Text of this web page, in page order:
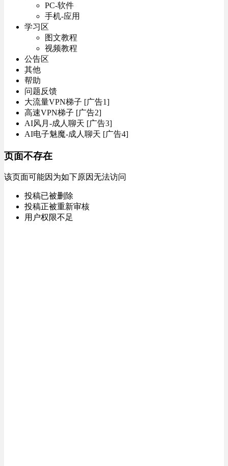
PC-软件
手机-应用
学习区
图文教程
视频教程
公告区
其他
帮助
问题反馈
大流量VPN梯子 [广告1]
高速VPN梯子 [广告2]
AI风月-成人聊天 [广告3]
AI电子魅魔-成人聊天 [广告4]
页面不存在
该页面可能因为如下原因无法访问
投稿已被删除
投稿正被重新审核
用户权限不足